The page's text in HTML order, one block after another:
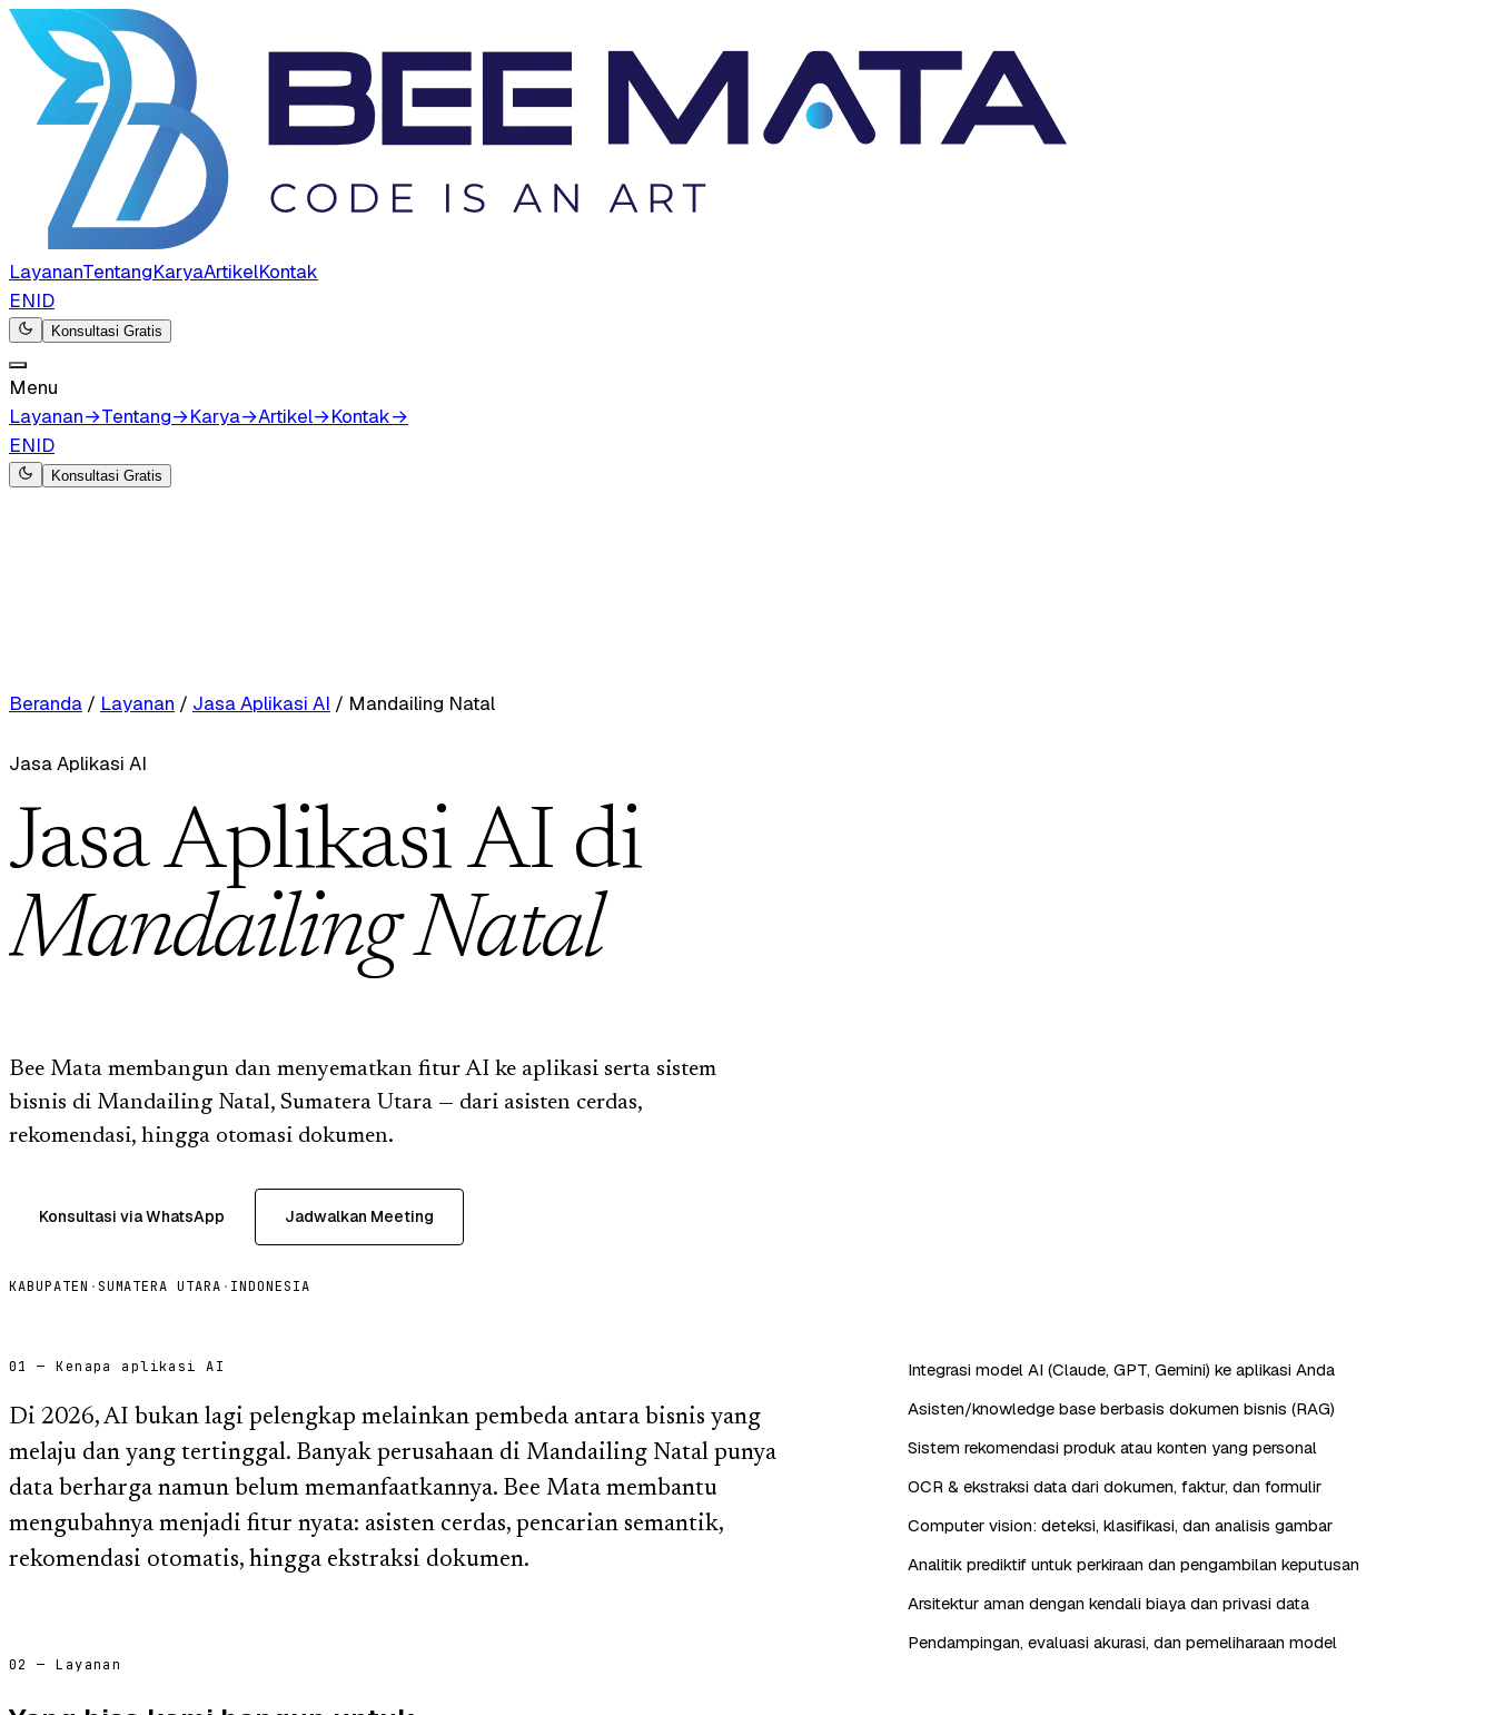
LayananTentangKaryaArtikelKontak
ENID
Konsultasi Gratis
Menu
Layanan→Tentang→Karya→Artikel→Kontak→
ENID
Konsultasi Gratis
Beranda / Layanan / Jasa Aplikasi AI / Mandailing Natal
Jasa Aplikasi AI
Jasa Aplikasi AI di
Mandailing Natal
Bee Mata membangun dan menyematkan fitur AI ke aplikasi serta sistem
bisnis di Mandailing Natal, Sumatera Utara — dari asisten cerdas,
rekomendasi, hingga otomasi dokumen.
Konsultasi via WhatsApp Jadwalkan Meeting
KABUPATEN · SUMATERA UTARA · INDONESIA
01 — Kenapa aplikasi AI
Di 2026, AI bukan lagi pelengkap melainkan pembeda antara bisnis yang
melaju dan yang tertinggal. Banyak perusahaan di Mandailing Natal punya
data berharga namun belum memanfaatkannya. Bee Mata membantu
mengubahnya menjadi fitur nyata: asisten cerdas, pencarian semantik,
rekomendasi otomatis, hingga ekstraksi dokumen.
Integrasi model AI (Claude, GPT, Gemini) ke aplikasi Anda
Asisten/knowledge base berbasis dokumen bisnis (RAG)
Sistem rekomendasi produk atau konten yang personal
OCR & ekstraksi data dari dokumen, faktur, dan formulir
Computer vision: deteksi, klasifikasi, dan analisis gambar
Analitik prediktif untuk perkiraan dan pengambilan keputusan
Arsitektur aman dengan kendali biaya dan privasi data
Pendampingan, evaluasi akurasi, dan pemeliharaan model
02 — Layanan